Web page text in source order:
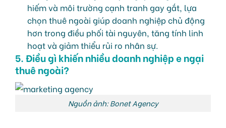
hiếm và môi trường cạnh tranh gay gắt, lựa
chọn thuê ngoài giúp doanh nghiệp chủ động
hơn trong điều phối tài nguyên, tăng tính linh
hoạt và giảm thiểu rủi ro nhân sự.
5. Điều gì khiến nhiều doanh nghiệp e ngại
thuê ngoài?
Nguồn ảnh: Bonet Agency